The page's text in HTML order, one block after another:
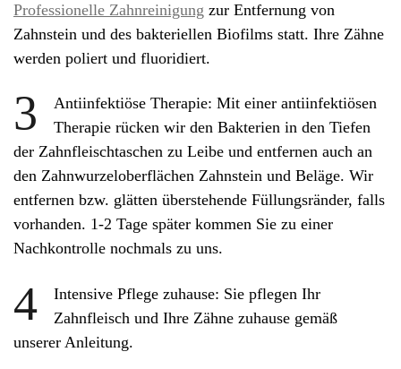
Professionelle Zahnreinigung zur Entfernung von
Zahnstein und des bakteriellen Biofilms statt. Ihre Zähne
werden poliert und fluoridiert.
3
Antiinfektiöse Therapie: Mit einer antiinfektiösen
Therapie rücken wir den Bakterien in den Tiefen
der Zahnfleischtaschen zu Leibe und entfernen auch an
den Zahnwurzeloberflächen Zahnstein und Beläge. Wir
entfernen bzw. glätten überstehende Füllungsränder, falls
vorhanden. 1-2 Tage später kommen Sie zu einer
Nachkontrolle nochmals zu uns.
4
Intensive Pflege zuhause: Sie pflegen Ihr
Zahnfleisch und Ihre Zähne zuhause gemäß
unserer Anleitung.